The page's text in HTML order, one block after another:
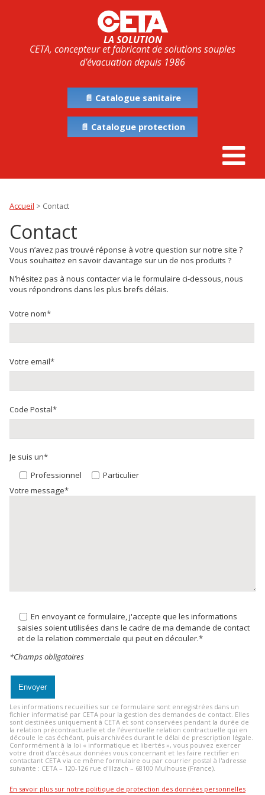
LA SOLUTION
CETA, concepteur et fabricant de solutions souples
d’évacuation depuis 1986
📄 Catalogue sanitaire
📄 Catalogue protection
Accueil > Contact
Contact
Vous n’avez pas trouvé réponse à votre question sur notre site ?
Vous souhaitez en savoir davantage sur un de nos produits ?
N’hésitez pas à nous contacter via le formulaire ci-dessous, nous
vous répondrons dans les plus brefs délais.
Votre nom*
Votre email*
Code Postal*
Je suis un*
Professionnel
Particulier
Votre message*
En envoyant ce formulaire, j'accepte que les informations
saisies soient utilisées dans le cadre de ma demande de contact
et de la relation commerciale qui peut en découler.*
*Champs obligatoires
Les informations recueillies sur ce formulaire sont enregistrées dans un
fichier informatisé par CETA pour la gestion des demandes de contact. Elles
sont destinées uniquement à CETA et sont conservées pendant la durée de
la relation précontractuelle et de l’éventuelle relation contractuelle qui en
découle le cas échéant, puis archivées durant le délai de prescription légale.
Conformément à la loi « informatique et libertés », vous pouvez exercer
votre droit d'accès aux données vous concernant et les faire rectifier en
contactant CETA via ce même formulaire ou par courrier postal à l'adresse
suivante : CETA – 120-126 rue d'Illzach – 68100 Mulhouse (France).
En savoir plus sur notre politique de protection des données personnelles